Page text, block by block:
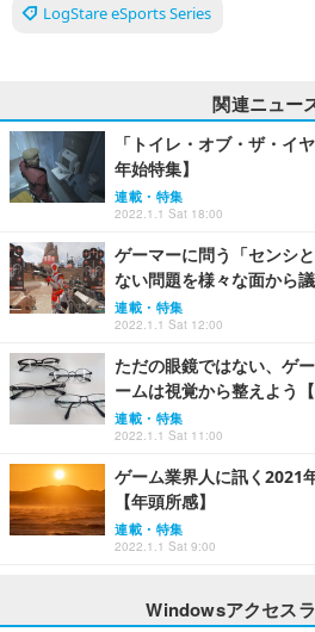
LogStare eSports Series
関連ニュー
「トイレ・オブ・ザ・イ
年始特集】
連載・特集
2022.1.1 Sat 18:00
ゲーマーに問う「センシ
ない問題を様々な面から
連載・特集
2022.1.1 Sat 12:00
ただの眼鏡ではない、ゲ
ームは視覚から整えよう【
連載・特集
2022.1.1 Sat 11:00
ゲーム業界人に訊く2021
【年頭所感】
連載・特集
2022.1.1 Sat 9:00
Windowsアクセス